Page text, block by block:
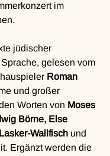
im
jüdischer
gelesen vom
Roman
und großer
Worten von Moses
Börne, Else
Wallfisch und
Ergänzt werden die